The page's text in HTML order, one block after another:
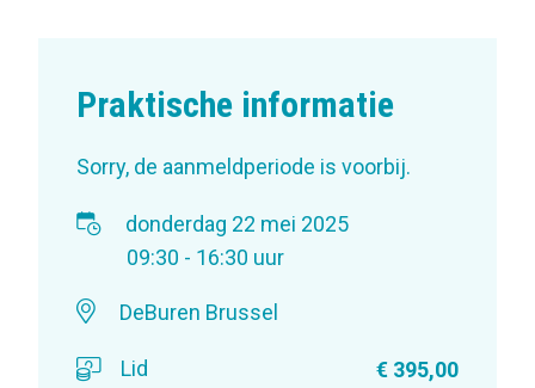
Praktische informatie
Sorry, de aanmeldperiode is voorbij.
donderdag 22 mei 2025
09:30 - 16:30 uur
DeBuren Brussel
Lid
€ 395,00